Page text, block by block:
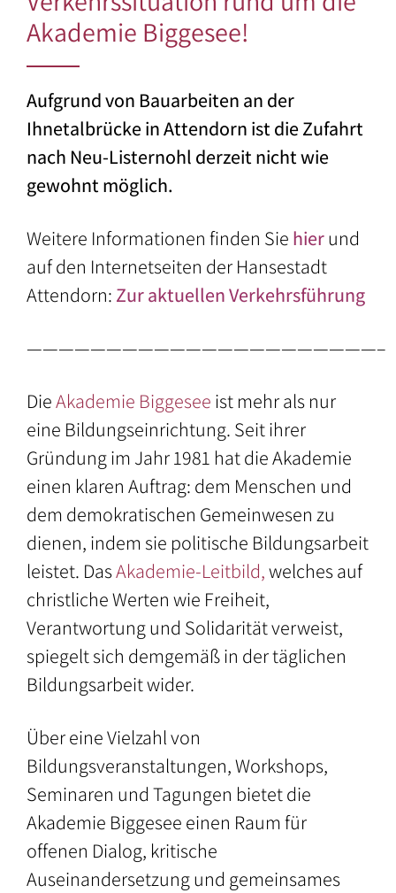
Akademie Biggesee!
Aufgrund von Bauarbeiten an der
Ihnetalbrücke in Attendorn ist die Zufahrt
nach Neu-Listernohl derzeit nicht wie
gewohnt möglich.
Weitere Informationen finden Sie hierund
auf den Internetseiten der Hansestadt
Attendorn: Zur aktuellen Verkehrsführung
——————————————————————–
DieAkademie Biggesee ist mehr als nur
eine Bildungseinrichtung. Seit ihrer
Gründung im Jahr 1981 hat die Akademie
einen klaren Auftrag: dem Menschen und
dem demokratischen Gemeinwesen zu
dienen, indem sie politische Bildungsarbeit
leistet. DasAkademie-Leitbild,welches auf
christliche Werten wie Freiheit,
Verantwortung und Solidarität verweist,
spiegelt sich demgemäß in der täglichen
Bildungsarbeit wider.
Über eine Vielzahl von
Bildungsveranstaltungen, Workshops,
Seminaren und Tagungen bietet die
Akademie Biggesee einen Raum für
offenen Dialog, kritische
Auseinandersetzung und gemeinsames